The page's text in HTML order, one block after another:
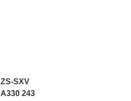
ZS-SXV
A330 243